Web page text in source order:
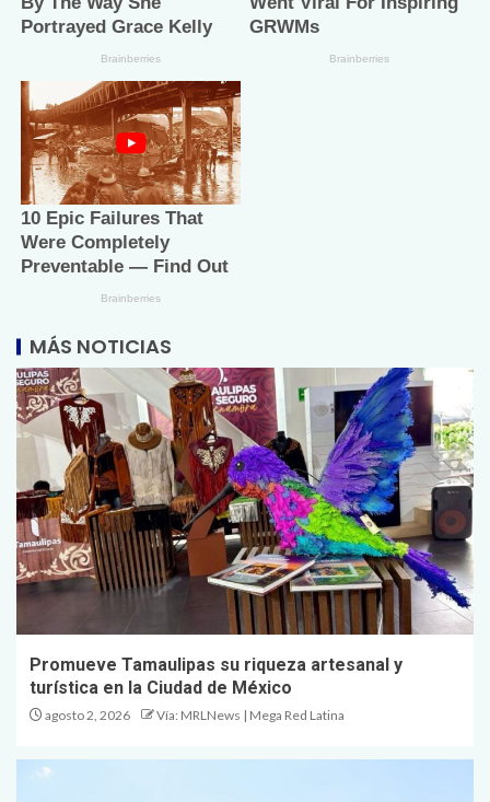
MÁS NOTICIAS
Promueve Tamaulipas su riqueza artesanal y
turística en la Ciudad de México
agosto 2, 2026 Vía: MRLNews | Mega Red Latina